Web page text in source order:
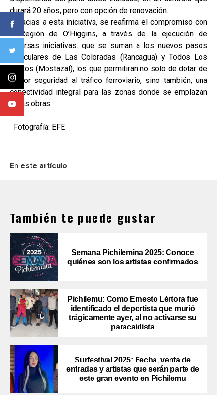
durará 20 años, pero con opción de renovación.
Gracias a esta iniciativa, se reafirma el compromiso con
la Región de O’Higgins, a través de la ejecución de
diversas iniciativas, que se suman a los nuevos pasos
vehiculares de Las Coloradas (Rancagua) y Todos Los
Santos (Mostazal), los que permitirán no sólo de dotar de
mayor seguridad al tráfico ferroviario, sino también, una
conectividad integral para las zonas donde se emplazan
estas obras.
Fotografía: EFE
En este artículo
También te puede gustar
Semana Pichilemina 2025: Conoce
quiénes son los artistas confirmados
Pichilemu: Como Ernesto Lértora fue
identificado el deportista que murió
trágicamente ayer, al no activarse su
paracaidista
Surfestival 2025: Fecha, venta de
entradas y artistas que serán parte de
este gran evento en Pichilemu